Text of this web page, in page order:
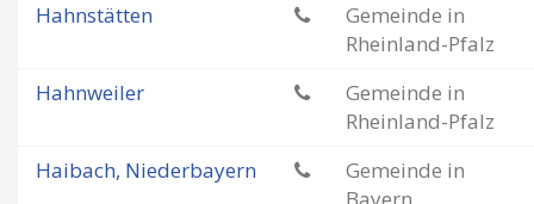
Hahnstätten
Gemeinde in
Rheinland-Pfalz
Hahnweiler
Gemeinde in
Rheinland-Pfalz
Haibach, Niederbayern
Gemeinde in